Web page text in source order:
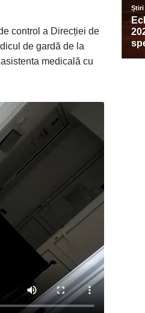
control a Direcției de
de gardă de la
medicală cu